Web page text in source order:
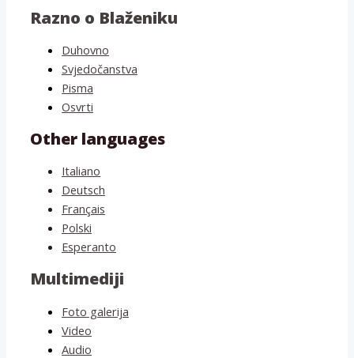
Razno o Blaženiku
Duhovno
Svjedočanstva
Pisma
Osvrti
Other languages
Italiano
Deutsch
Français
Polski
Esperanto
Multimediji
Foto galerija
Video
Audio